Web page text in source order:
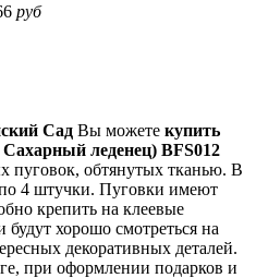
руб
Сад Вы можете купить
леденец) BFS012
пуговок, обтянутых тканью. В
4 штучки. Пуговки имеют
крепить на клеевые
хорошо смотреться на
декоративных деталей.
при оформлении подарков и